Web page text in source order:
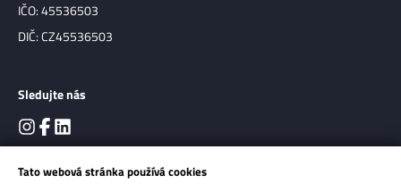
IČO: 45536503
DIČ: CZ45536503
Sledujte nás
Tato webová stránka používá cookies